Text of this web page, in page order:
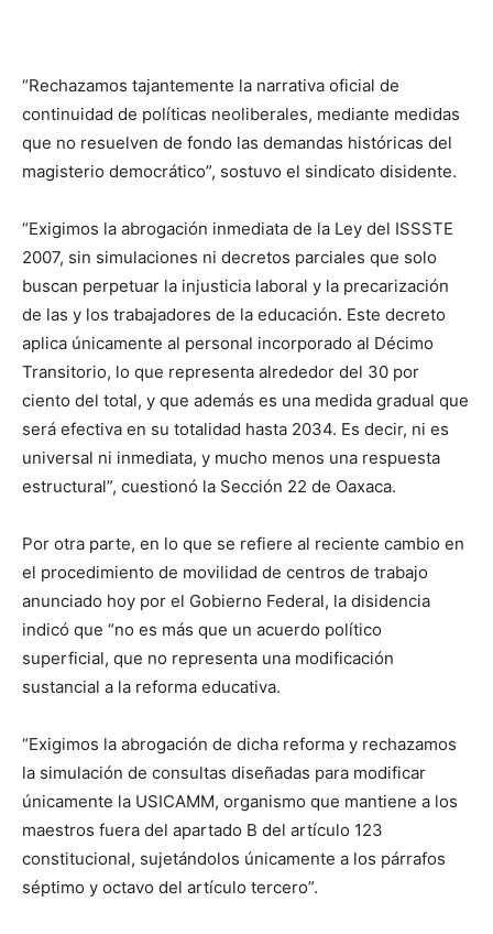
“Rechazamos tajantemente la narrativa oficial de
continuidad de políticas neoliberales, mediante medidas
que no resuelven de fondo las demandas históricas del
magisterio democrático”, sostuvo el sindicato disidente.
“Exigimos la abrogación inmediata de la Ley del ISSSTE
2007, sin simulaciones ni decretos parciales que solo
buscan perpetuar la injusticia laboral y la precarización
de las y los trabajadores de la educación. Este decreto
aplica únicamente al personal incorporado al Décimo
Transitorio, lo que representa alrededor del 30 por
ciento del total, y que además es una medida gradual que
será efectiva en su totalidad hasta 2034. Es decir, ni es
universal ni inmediata, y mucho menos una respuesta
estructural”, cuestionó la Sección 22 de Oaxaca.
Por otra parte, en lo que se refiere al reciente cambio en
el procedimiento de movilidad de centros de trabajo
anunciado hoy por el Gobierno Federal, la disidencia
indicó que “no es más que un acuerdo político
superficial, que no representa una modificación
sustancial a la reforma educativa.
“Exigimos la abrogación de dicha reforma y rechazamos
la simulación de consultas diseñadas para modificar
únicamente la USICAMM, organismo que mantiene a los
maestros fuera del apartado B del artículo 123
constitucional, sujetándolos únicamente a los párrafos
séptimo y octavo del artículo tercero”.